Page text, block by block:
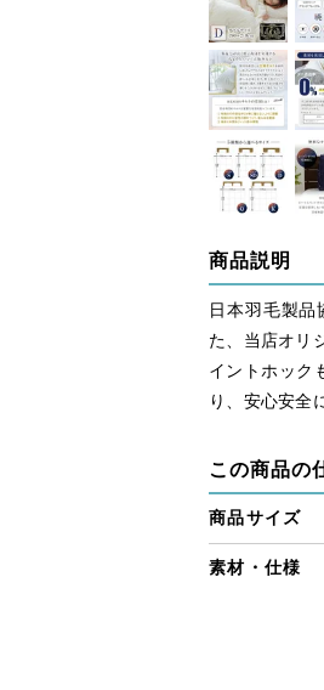
商品説明
日本羽毛製
た、当店オリ
イントホック
り、安心安全
この商品の
商品サイズ
素材・仕様